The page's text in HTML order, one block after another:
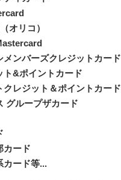
オリコ）
メンバーズクレジットカード
ト&ポイントカード
クレジット＆ポイントカード
グループザカード
カード
ード等...